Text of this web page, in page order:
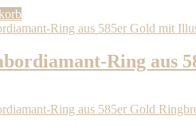
Ring aus